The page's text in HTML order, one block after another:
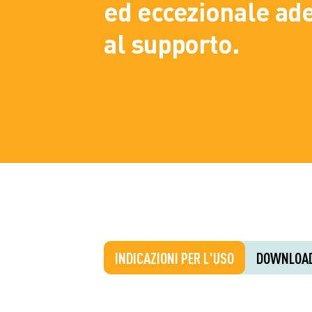
ed eccezionale
al supporto.
INDICAZIONI PER L'USO